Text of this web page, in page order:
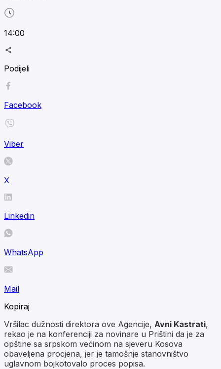
14:00
Podijeli
Facebook
Viber
X
Linkedin
WhatsApp
Mail
Kopiraj
Vršilac dužnosti direktora ove Agencije, Avni Kastrati,
rekao je na konferenciji za novinare u Prištini da je za
opštine sa srpskom većinom na sjeveru Kosova
obaveljena procjena, jer je tamošnje stanovništvo
uglavnom bojkotovalo proces popisa.